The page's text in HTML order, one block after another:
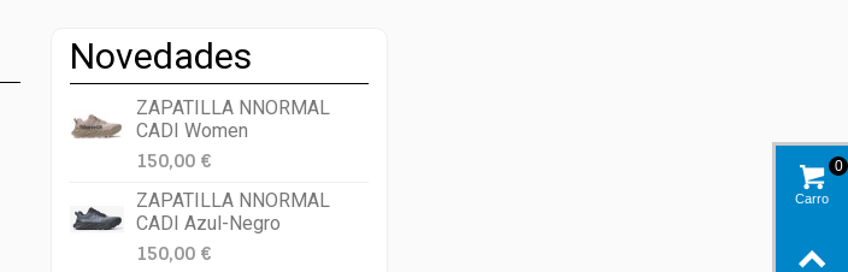
Novedades
ZAPATILLA NNORMAL
CADI Women
150,00 €
ZAPATILLA NNORMAL
CADI Azul-Negro
150,00 €
Carro
0